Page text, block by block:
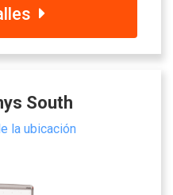
South
la ubicación